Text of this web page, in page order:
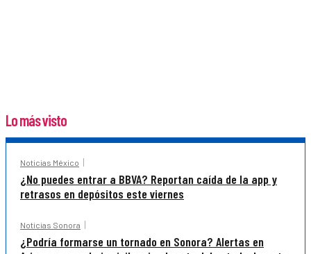
Lo más visto
Noticias México
¿No puedes entrar a BBVA? Reportan caída de la app y
retrasos en depósitos este viernes
Noticias Sonora
¿Podría formarse un tornado en Sonora? Alertas en